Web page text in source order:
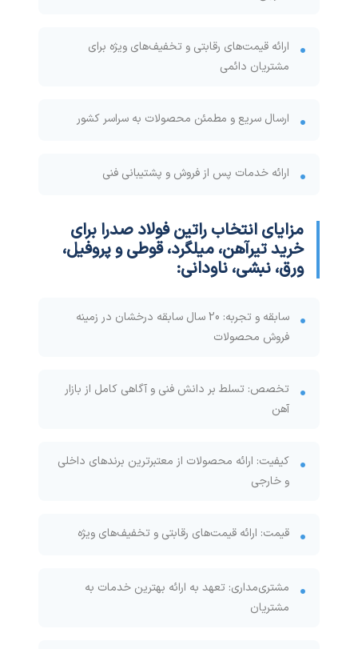
ارائه قیمت‌های رقابتی و تخفیف‌های ویژه برای
مشتریان دائمی
ارسال سریع و مطمئن محصولات به سراسر کشور
ارائه خدمات پس از فروش و پشتیبانی فنی
مزایای انتخاب راتین فولاد صدرا برای
خریدتیرآهن، میلگرد، قوطی و پروفیل،
ورق، نبشی، ناودانی:
سابقه و تجربه: 20سال سابقه درخشان در زمینه
فروش محصولات
تخصص: تسلط بر دانش فنی و آگاهی کامل از بازار
آهن
کیفیت: ارائه محصولات از معتبرترین برندهای داخلی
و خارجی
قیمت: ارائه قیمت‌های رقابتی و تخفیف‌های ویژه
مشتری‌مداری: تعهد به ارائه بهترین خدمات به
مشتریان